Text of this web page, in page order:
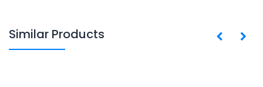
Similar Products